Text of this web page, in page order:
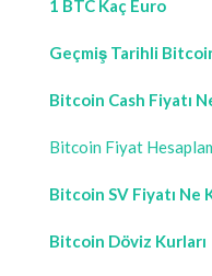
1 BTC Kaç Euro
Geçmiş Tarihli
Bitcoin Cash Fiyatı
Bitcoin Fiyat
Bitcoin SV Fiyatı Ne
Bitcoin Döviz Kurları